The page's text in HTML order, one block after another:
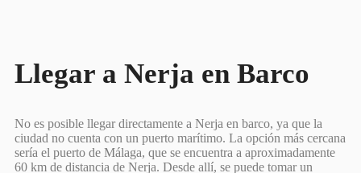
Llegar a Nerja en Barco
No es posible llegar directamente a Nerja en barco, ya que la
ciudad no cuenta con un puerto marítimo. La opción más cercana
sería el puerto de Málaga, que se encuentra a aproximadamente
60 km de distancia de Nerja. Desde allí, se puede tomar un